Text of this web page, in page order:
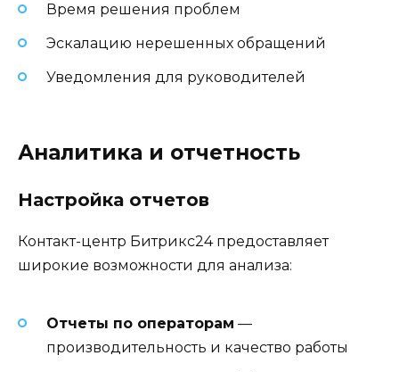
Время решения проблем
Эскалацию нерешенных обращений
Уведомления для руководителей
Аналитика и отчетность
Настройка отчетов
Контакт-центр Битрикс24 предоставляет
широкие возможности для анализа:
Отчеты по операторам —
производительность и качество работы